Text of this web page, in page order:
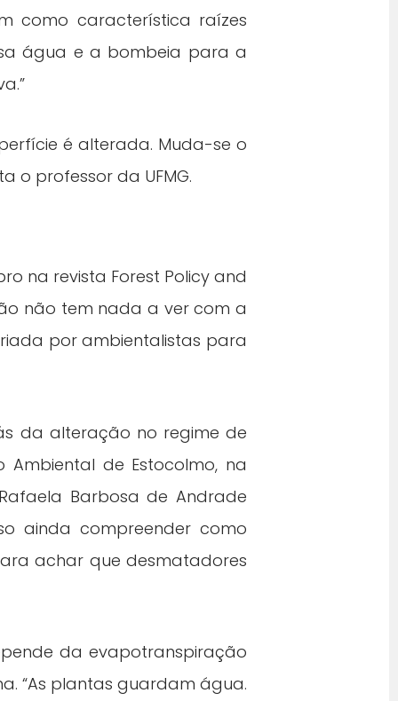
como característica raízes
água e a bombeia para a
é alterada. Muda-se o
o professor da UFMG.
na revista Forest Policy and
não tem nada a ver com a
por ambientalistas para
da alteração no regime de
Ambiental de Estocolmo, na
Barbosa de Andrade
ainda compreender como
achar que desmatadores
da evapotranspiração
“As plantas guardam água.